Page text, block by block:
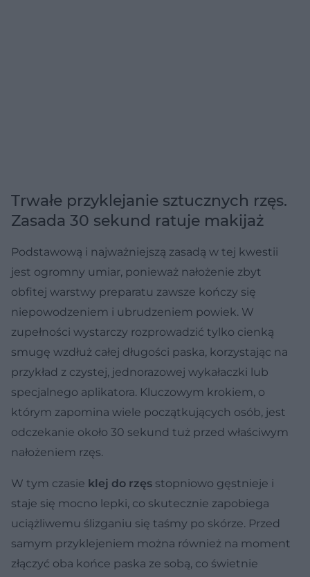
Trwałe przyklejanie sztucznych rzęs.
Zasada 30 sekund ratuje makijaż
Podstawową i najważniejszą zasadą w tej kwestii
jest ogromny umiar, ponieważ nałożenie zbyt
obfitej warstwy preparatu zawsze kończy się
niepowodzeniem i ubrudzeniem powiek. W
zupełności wystarczy rozprowadzić tylko cienką
smugę wzdłuż całej długości paska, korzystając na
przykład z czystej, jednorazowej wykałaczki lub
specjalnego aplikatora. Kluczowym krokiem, o
którym zapomina wiele początkujących osób, jest
odczekanie około 30 sekund tuż przed właściwym
nałożeniem rzęs.
W tym czasie klej do rzęs stopniowo gęstnieje i
staje się mocno lepki, co skutecznie zapobiega
uciążliwemu ślizganiu się taśmy po skórze. Przed
samym przyklejeniem można również na moment
złączyć oba końce paska ze sobą, co świetnie